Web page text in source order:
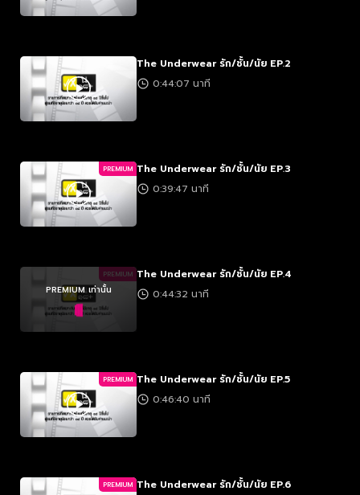
The Underwear รัก/ชั้น/นัย EP.2
0:44:07 นาที
PREMIUM The Underwear รัก/ชั้น/นัย EP.3
0:39:47 นาที
PREMIUM
PREMIUM เท่านั้น
The Underwear รัก/ชั้น/นัย EP.4
0:44:32 นาที
PREMIUM The Underwear รัก/ชั้น/นัย EP.5
0:46:40 นาที
PREMIUM The Underwear รัก/ชั้น/นัย EP.6